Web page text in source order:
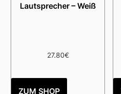
Lautsprecher – Weiß
27.80€
ZUM SHOP